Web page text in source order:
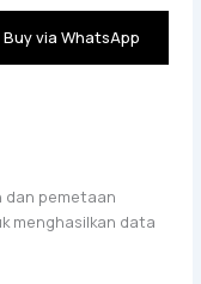
Buy via WhatsApp
pemetaan
menghasilkan data